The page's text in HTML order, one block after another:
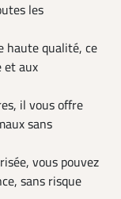
les
haute qualité, ce
et aux
il vous offre
sans
vous pouvez
sans risque